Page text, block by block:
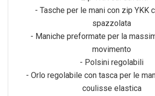
- Tasche per le mani con zip YKK
spazzolata
- Maniche preformate per la
movimento
- Polsini regolabili
- Orlo regolabile con tasca per le
coulisse elastica